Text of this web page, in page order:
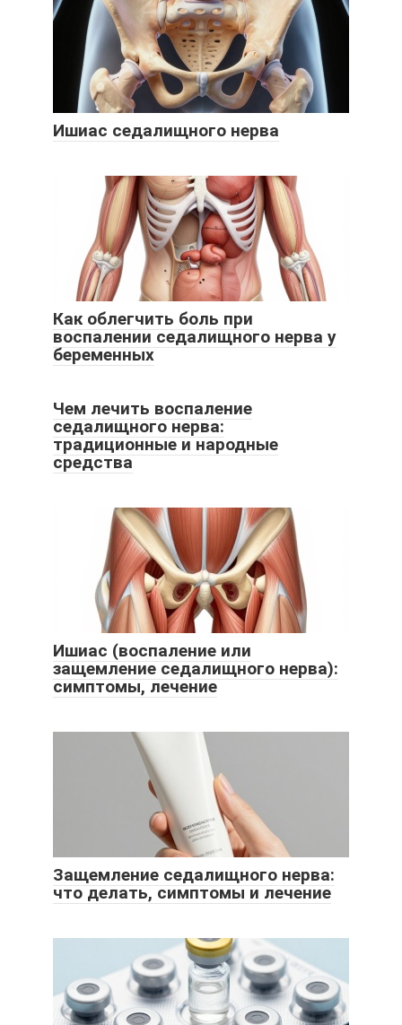
Ишиас седалищного нерва
Как облегчить боль при
воспалении седалищного нерва у
беременных
Чем лечить воспаление
седалищного нерва:
традиционные и народные
средства
Ишиас (воспаление или
защемление седалищного нерва):
симптомы, лечение
Защемление седалищного нерва:
что делать, симптомы и лечение